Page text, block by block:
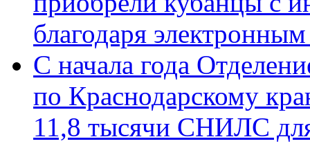
благодаря
С начала года
по Краснодарскому
11,8 тысячи СНИЛС